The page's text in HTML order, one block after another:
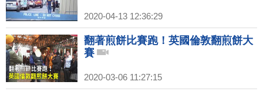
2020-04-13 12:36:29
翻著煎餅比賽跑！英國倫敦翻煎餅大
賽
2020-03-06 11:27:15